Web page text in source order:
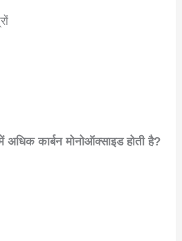
कार्बन मोनोऑक्साइड होती है?